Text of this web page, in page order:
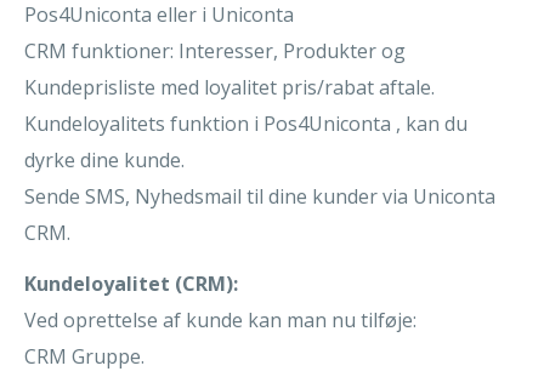
Pos4Uniconta eller i Uniconta
CRM funktioner: Interesser, Produkter og
Kundeprisliste med loyalitet pris/rabat aftale.
Kundeloyalitets funktion i Pos4Uniconta , kan du
dyrke dine kunde.
Sende SMS, Nyhedsmail til dine kunder via Uniconta
CRM.
Kundeloyalitet (CRM):
Ved oprettelse af kunde kan man nu tilføje:
CRM Gruppe.